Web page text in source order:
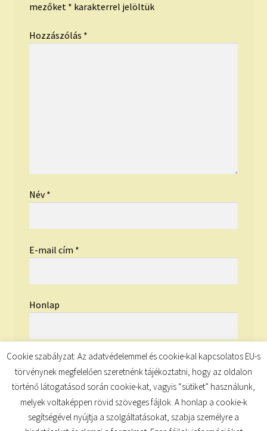
mezőket * karakterrel jelöltük
Hozzászólás *
Név*
E-mail cím *
Honlap
Cookie szabályzat: Az adatvédelemmel és cookie-kal kapcsolatos EU-s
törvénynek megfelelően szeretnénk tájékoztatni, hogy az oldalon
történő látogatásod során cookie-kat, vagyis “sütiket” használunk,
melyek voltaképpen rövid szöveges fájlok. A honlap a cookie-k
segítségével nyújtja a szolgáltatásokat, szabja személyre a